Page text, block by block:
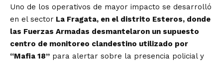
Uno de los operativos de mayor impacto se desarrolló
en el sector La Fragata, en el distrito Esteros, donde
las Fuerzas Armadas desmantelaron un supuesto
centro de monitoreo clandestino utilizado por
“Mafia 18” para alertar sobre la presencia policial y